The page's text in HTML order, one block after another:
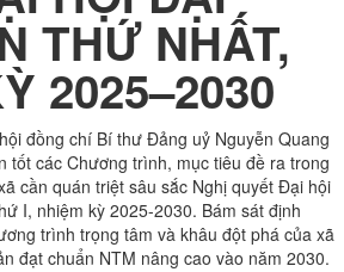
THỨ NHẤT,
2025–2030
đồng chí Bí thư Đảng uỷ Nguyễn Quang
tốt các Chương trình, mục tiêu đề ra trong
cần quán triệt sâu sắc Nghị quyết Đại hội
I, nhiệm kỳ 2025-2030. Bám sát định
trình trọng tâm và khâu đột phá của xã
đạt chuẩn NTM nâng cao vào năm 2030.